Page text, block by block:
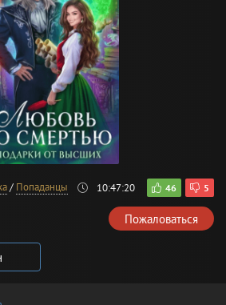
/ Попаданцы 10:47:20 46 5
Пожаловаться